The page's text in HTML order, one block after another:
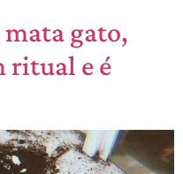
mata gato,
ritual e é